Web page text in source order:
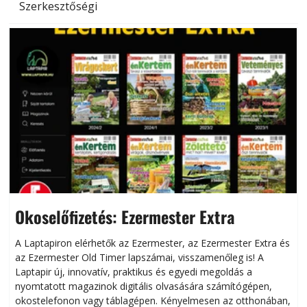
Szerkesztőségi
Okoselőfizetés: Ezermester Extra
A Laptapiron elérhetők az Ezermester, az Ezermester Extra és
az Ezermester Old Timer lapszámai, visszamenőleg is! A
Laptapir új, innovatív, praktikus és egyedi megoldás a
nyomtatott magazinok digitális olvasására számítógépen,
okostelefonon vagy táblagépen. Kényelmesen az otthonában,